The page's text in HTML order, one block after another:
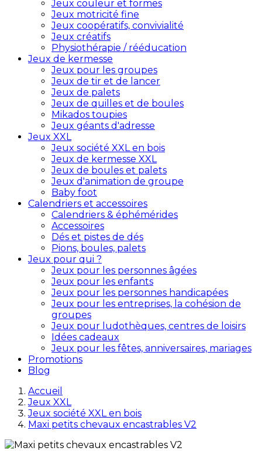
Jeux couleur et formes
Jeux motricité fine
Jeux coopératifs, convivialité
Jeux créatifs
Physiothérapie / rééducation
Jeux de kermesse
Jeux pour les groupes
Jeux de tir et de lancer
Jeux de palets
Jeux de quilles et de boules
Mikados toupies
Jeux géants d'adresse
Jeux XXL
Jeux société XXL en bois
Jeux de kermesse XXL
Jeux de boules et palets
Jeux d'animation de groupe
Baby foot
Calendriers et accessoires
Calendriers & éphémérides
Accessoires
Dés et pistes de dés
Pions, boules, palets
Jeux pour qui ?
Jeux pour les personnes âgées
Jeux pour les enfants
Jeux pour les personnes handicapées
Jeux pour les entreprises, la cohésion de
groupes
Jeux pour ludothèques, centres de loisirs
Idées cadeaux
Jeux pour les fêtes, anniversaires, mariages
Promotions
Blog
Accueil
Jeux XXL
Jeux société XXL en bois
Maxi petits chevaux encastrables V2